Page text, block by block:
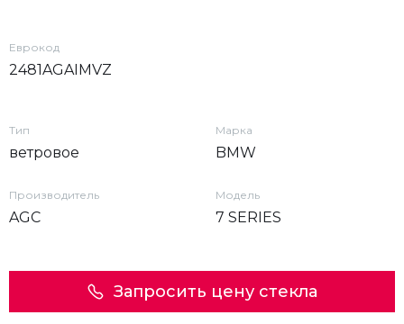
Еврокод
2481AGAIMVZ
Тип
ветровое
Марка
BMW
Производитель
AGC
Модель
7 SERIES
Запросить цену стекла